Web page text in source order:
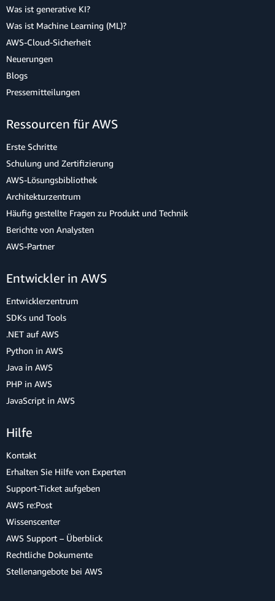
Was ist generative KI?
Was ist Machine Learning (ML)?
AWS-Cloud-Sicherheit
Neuerungen
Blogs
Pressemitteilungen
Ressourcen für AWS
Erste Schritte
Schulung und Zertifizierung
AWS-Lösungsbibliothek
Architekturzentrum
Häufig gestellte Fragen zu Produkt und Technik
Berichte von Analysten
AWS-Partner
Entwickler in AWS
Entwicklerzentrum
SDKs und Tools
.NET auf AWS
Python in AWS
Java in AWS
PHP in AWS
JavaScript in AWS
Hilfe
Kontakt
Erhalten Sie Hilfe von Experten
Support-Ticket aufgeben
AWS re:Post
Wissenscenter
AWS Support – Überblick
Rechtliche Dokumente
Stellenangebote bei AWS